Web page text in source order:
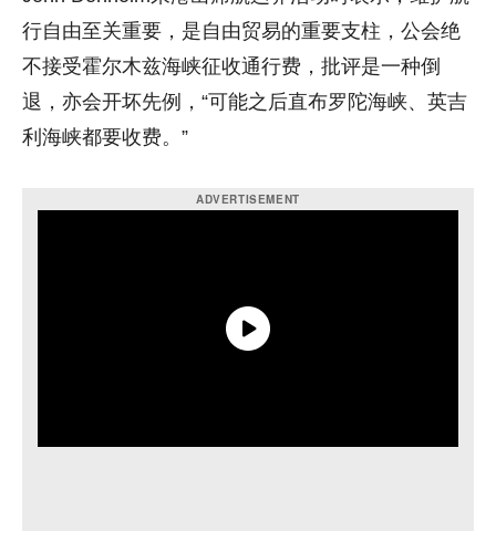
行自由至关重要，是自由贸易的重要支柱，公会绝
不接受霍尔木兹海峡征收通行费，批评是一种倒
退，亦会开坏先例，“可能之后直布罗陀海峡、英吉
利海峡都要收费。”